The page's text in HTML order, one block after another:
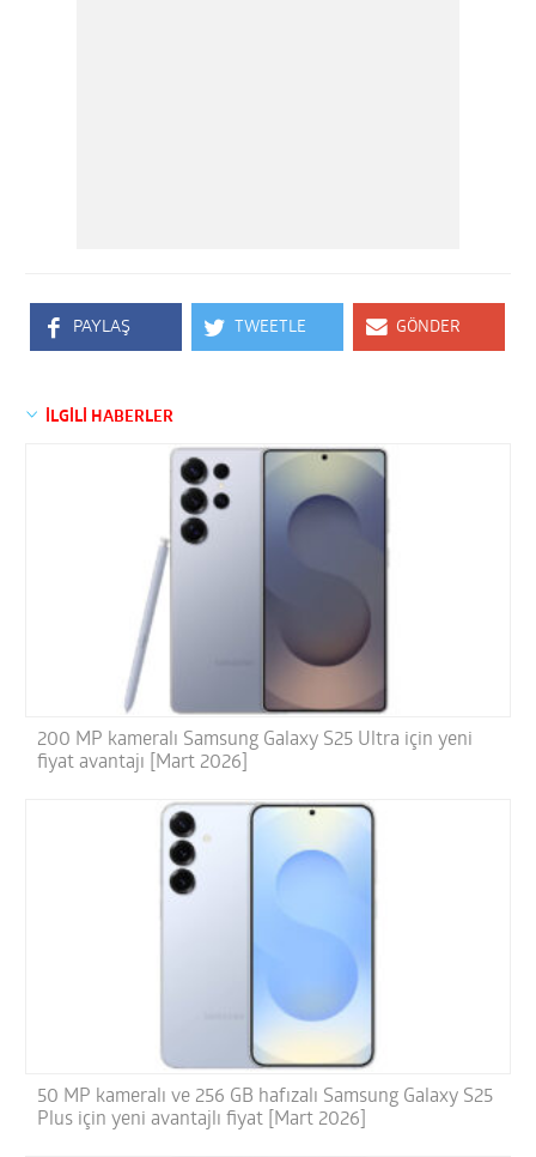
PAYLAŞ TWEETLE GÖNDER
İLGİLİ HABERLER
200 MP kameralı Samsung Galaxy S25 Ultra için yeni
fiyat avantajı [Mart 2026]
50 MP kameralı ve 256 GB hafızalı Samsung Galaxy S25
Plus için yeni avantajlı fiyat [Mart 2026]